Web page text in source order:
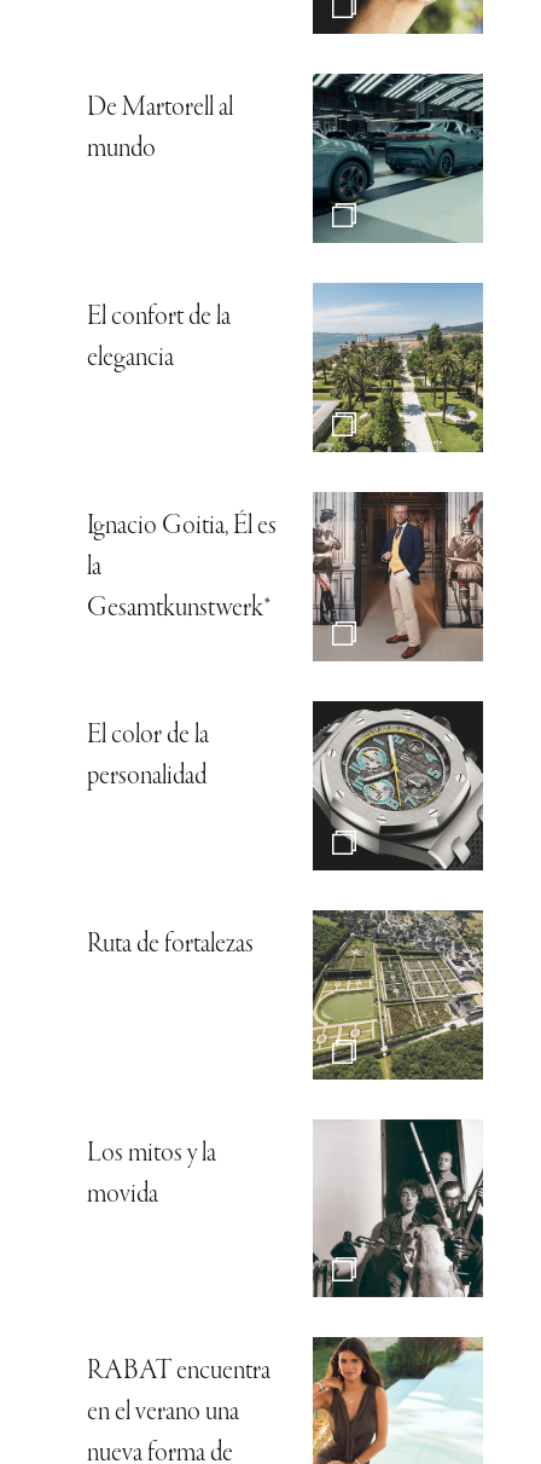
De Martorell al
mundo
El confort de la
elegancia
Ignacio Goitia, Él es
la
Gesamtkunstwerk*
El color de la
personalidad
Ruta de fortalezas
Los mitos y la
movida
RABAT encuentra
en el verano una
nueva forma de